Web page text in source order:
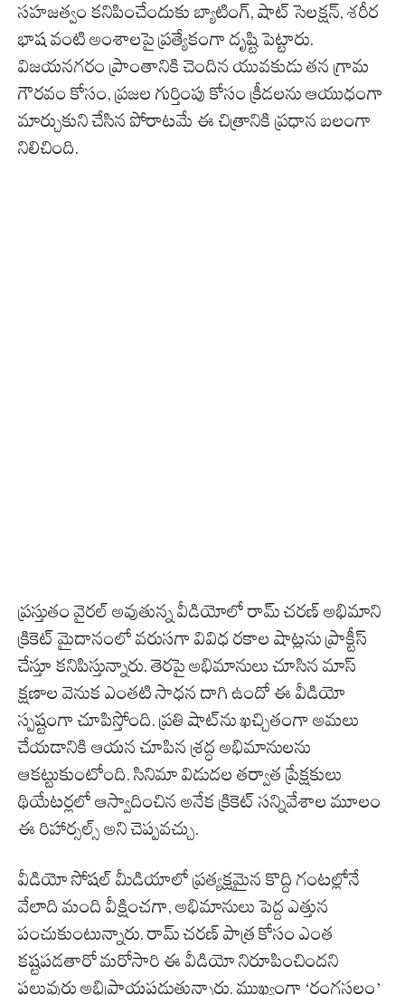
సహజత్వం కనిపించేందుకు బ్యాటింగ్, షాట్ సెలక్షన్, శరీర
భాష వంటి అంశాలపై ప్రత్యేకంగా దృష్టి పెట్టారు.
విజయనగరం ప్రాంతానికి చెందిన యువకుడు తన గ్రామ
గౌరవం కోసం, ప్రజల గుర్తింపు కోసం క్రీడలను ఆయుధంగా
మార్చుకుని చేసిన పోరాటమే ఈ చిత్రానికి ప్రధాన బలంగా
నిలిచింది.
ప్రస్తుతం వైరల్ అవుతున్న వీడియోలో రామ్ చరణ్ అభిమాని
క్రికెట్ మైదానంలో వరుసగా వివిధ రకాల షాట్లను ప్రాక్టీస్
చేస్తూ కనిపిస్తున్నారు. తెరపై అభిమానులు చూసిన మాస్
క్షణాల వెనుక ఎంతటి సాధన దాగి ఉందో ఈ వీడియో
స్పష్టంగా చూపిస్తోంది. ప్రతి షాట్‌ను ఖచ్చితంగా అమలు
చేయడానికి ఆయన చూపిన శ్రద్ధ అభిమానులను
ఆకట్టుకుంటోంది. సినిమా విడుదల తర్వాత ప్రేక్షకులు
థియేటర్లలో ఆస్వాదించిన అనేక క్రికెట్ సన్నివేశాల మూలం
ఈ రిహార్సల్స్ అని చెప్పవచ్చు.
వీడియో సోషల్ మీడియాలో ప్రత్యక్షమైన కొద్ది గంటల్లోనే
వేలాది మంది వీక్షించగా, అభిమానులు పెద్ద ఎత్తున
పంచుకుంటున్నారు. రామ్ చరణ్ పాత్ర కోసం ఎంత
కష్టపడతారో మరోసారి ఈ వీడియో నిరూపించిందని
పలువురు అభిప్రాయపడుతున్నారు. ముఖ్యంగా ‘రంగస్థలం’